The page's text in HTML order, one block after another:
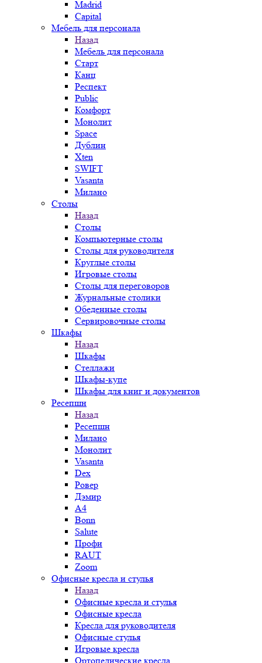
Madrid
Capital
Мебель для персонала
Назад
Мебель для персонала
Старт
Канц
Респект
Public
Комфорт
Монолит
Space
Дублин
Xten
SWIFT
Vasanta
Милано
Столы
Назад
Столы
Компьютерные столы
Столы для руководителя
Круглые столы
Игровые столы
Столы для переговоров
Журнальные столики
Обеденные столы
Сервировочные столы
Шкафы
Назад
Шкафы
Стеллажи
Шкафы-купе
Шкафы для книг и документов
Ресепшн
Назад
Ресепшн
Милано
Монолит
Vasanta
Dex
Ровер
Дэмир
A4
Bonn
Salute
Профи
RAUT
Zoom
Офисные кресла и стулья
Назад
Офисные кресла и стулья
Офисные кресла
Кресла для руководителя
Офисные стулья
Игровые кресла
Ортопедические кресла